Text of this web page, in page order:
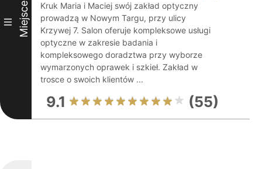
III Miejsce
Kruk Maria i Maciej swój zakład optyczny
prowadzą w Nowym Targu, przy ulicy
Krzywej 7. Salon oferuje kompleksowe usługi
optyczne w zakresie badania i
kompleksowego doradztwa przy wyborze
wymarzonych oprawek i szkieł. Zakład w
trosce o swoich klientów ...
9.1 (55)